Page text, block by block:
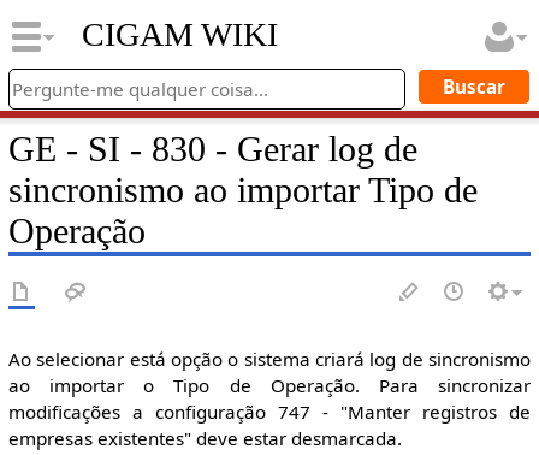
CIGAM WIKI
GE - SI - 830 - Gerar log de
sincronismo ao importar Tipo de
Operação
Ao selecionar está opção o sistema criará log de sincronismo
ao importar o Tipo de Operação. Para sincronizar
modificações a configuração 747 - "Manter registros de
empresas existentes" deve estar desmarcada.